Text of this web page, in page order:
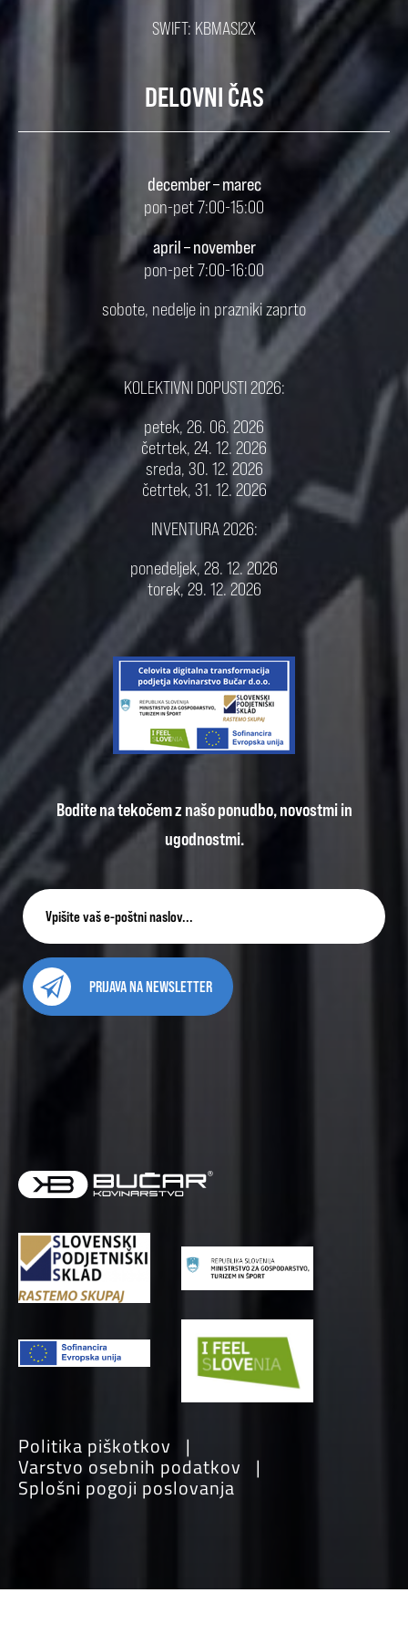
SWIFT: KBMASI2X
DELOVNI ČAS
december – marec
pon-pet 7:00-15:00
april – november
pon-pet 7:00-16:00
sobote, nedelje in prazniki zaprto
KOLEKTIVNI DOPUSTI 2026:
petek, 26. 06. 2026
četrtek, 24. 12. 2026
sreda, 30. 12. 2026
četrtek, 31. 12. 2026
INVENTURA 2026:
ponedeljek, 28. 12. 2026
torek, 29. 12. 2026
Bodite na tekočem z našo ponudbo, novostmi in
ugodnostmi.
PRIJAVA NA NEWSLETTER
Politika piškotkov
Varstvo osebnih podatkov
Splošni pogoji poslovanja